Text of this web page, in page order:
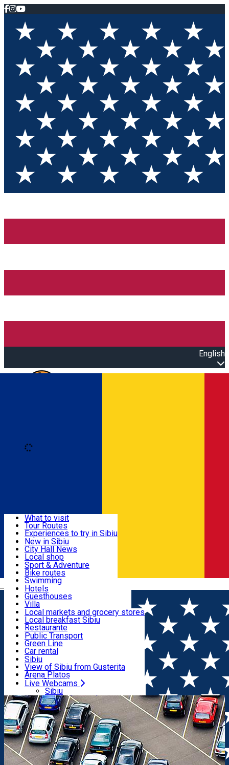
English
Română
Useful info
Activities & Adventure
Accommodation
Food, Drinks & Nightlife
Transport & Parking
Live Webcams
What to visit
Tour Routes
Experiences to try in Sibiu
Podcast
Culture
Museums
Churches
Parks, Zoo
County of Sibiu
New in Sibiu
City Hall News
Local shop
Sibiu artisans
Sibiul Verde
Public services
Education
How do I get to Sibiu
Tourist Info
Tour Guides
Guided tours
Publicații locale
Beauty salons
Sport & Adventure
Bike routes
Swimming
Riding
Indoor activities
Loc de joacă indoor
Loc de joacă outdoor
Ski
Ice skating
Yoga
Hotels
Guesthouses
Villa
Hostels
Motel
Camping
Renting rooms
Rooms for rent
Accommodation outside Sibiu
Local markets and grocery stores
Local breakfast Sibiu
Restaurante
Pizza
Fast Food
Coffee
Sweets
Pub, Bar
Night clubs
Bakeries
Public Transport
Green Line
Car rental
Rent a bike
Scooter rentals
Taxi
Ride Sharing
Parking tickets
Parking places
Electric vehicle charging points
Sibiu
View of Sibiu from Gusterita
Arena Platoș
Live Webcams
Sibiu
View of Sibiu from Gusterita
Arena Platoș
Home Car parking Parcare - Libertatea